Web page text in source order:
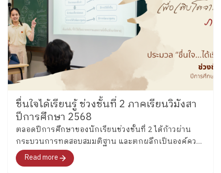
ชื่นใจได้เรียนรู้ ช่วงชั้นที่ 2 ภาคเรียนวิมังสา
ปีการศึกษา 2568
ตลอดปีการศึกษาของนักเรียนช่วงชั้นที่ 2 ได้ก้าวผ่าน
กระบวนการทดสอบสมมติฐาน และตกผลึกเป็นองค์ความ
รู้ของตนเองอย่างเป็นระบบ ทำให้เด็ก ๆ ได้ก้าวออกไปสู่
โลกจริงเพื่อเรียนรู้ทั้ง “วิธีคิด วิธีทำงาน และวิธีเติบโต” ไป
Read more